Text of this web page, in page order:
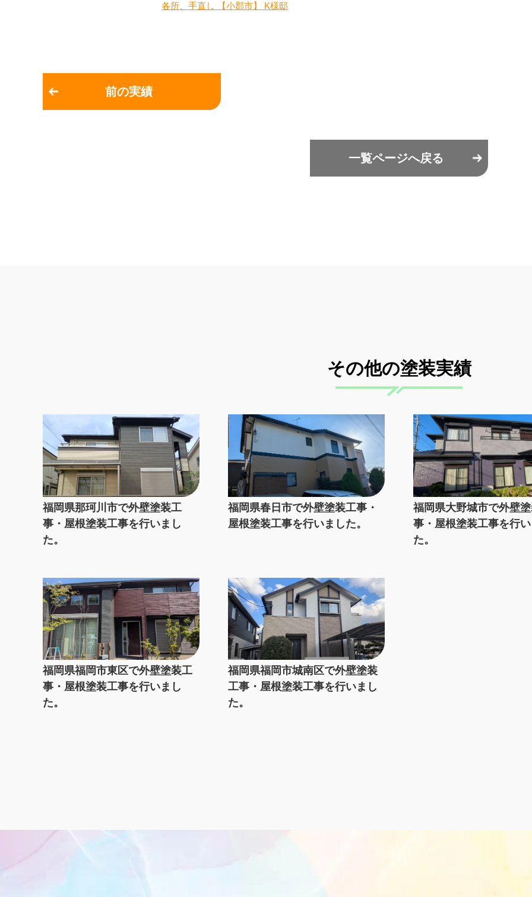
各所、手直し 【小郡市】 K様邸
前の実績
一覧ページへ戻る
その他の塗装実績
福岡県那珂川市で外壁塗装工
事・屋根塗装工事を行いまし
た。
福岡県春日市で外壁塗装工事・
屋根塗装工事を行いました。
福岡県大野城市で外壁
事・屋根塗装工事を行
た。
福岡県福岡市東区で外壁塗装工
事・屋根塗装工事を行いまし
た。
福岡県福岡市城南区で外壁塗装
工事・屋根塗装工事を行いまし
た。